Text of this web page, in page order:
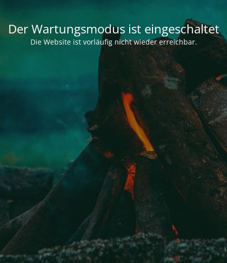
Der Wartungsmodus ist eingeschaltet
Die Website ist vorläufig nicht wieder erreichbar.